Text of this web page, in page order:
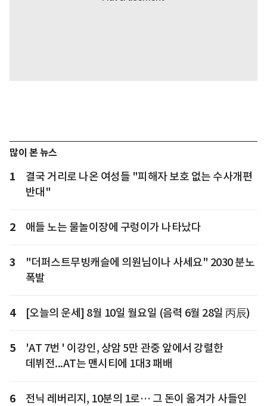
많이 본 뉴스
1
결국 거리로 나온 여성들 "피해자 보호 없는 수사개편
반대"
2 애들 노는 물놀이장에 구렁이가 나타났다
3
"더퍼스트무빙캐슬에 의원님이나 사세요" 2030 분노
폭발
4 [오늘의 운세] 8월 10일 월요일 (음력 6월 28일 丙辰)
5
'AT 7번 ' 이강인, 상암 5만 관중 앞에서 강렬한
데뷔전...AT는 맨시티에 1대3 패배
6
전닉 레버리지, 10분의 1로… 그 돈이 옮겨가 사들인